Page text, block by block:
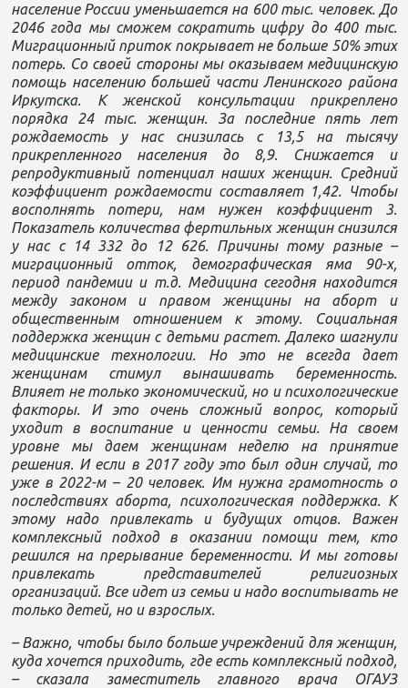
население России уменьшается на 600 тыс. человек. До
2046 года мы сможем сократить цифру до 400 тыс.
Миграционный приток покрывает не больше 50% этих
потерь. Со своей стороны мы оказываем медицинскую
помощь населению большей части Ленинского района
Иркутска. К женской консультации прикреплено
порядка 24 тыс. женщин. За последние пять лет
рождаемость у нас снизилась с 13,5 на тысячу
прикрепленного населения до 8,9. Снижается и
репродуктивный потенциал наших женщин. Средний
коэффициент рождаемости составляет 1,42. Чтобы
восполнять потери, нам нужен коэффициент 3.
Показатель количества фертильных женщин снизился
у нас с 14 332 до 12 626. Причины тому разные –
миграционный отток, демографическая яма 90-х,
период пандемии и т.д. Медицина сегодня находится
между законом и правом женщины на аборт и
общественным отношением к этому. Социальная
поддержка женщин с детьми растет. Далеко шагнули
медицинские технологии. Но это не всегда дает
женщинам стимул вынашивать беременность.
Влияет не только экономический, но и психологические
факторы. И это очень сложный вопрос, который
уходит в воспитание и ценности семьи. На своем
уровне мы даем женщинам неделю на принятие
решения. И если в 2017 году это был один случай, то
уже в 2022-м – 20 человек. Им нужна грамотность о
последствиях аборта, психологическая поддержка. К
этому надо привлекать и будущих отцов. Важен
комплексный подход в оказании помощи тем, кто
решился на прерывание беременности. И мы готовы
привлекать представителей религиозных
организаций. Все идет из семьи и надо воспитывать не
только детей, но и взрослых.
– Важно, чтобы было больше учреждений для женщин,
куда хочется приходить, где есть комплексный подход,
– сказала заместитель главного врача ОГАУЗ